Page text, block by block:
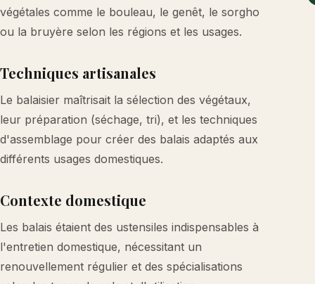
végétales comme le bouleau, le genêt, le sorgho
ou la bruyère selon les régions et les usages.
Techniques artisanales
Le balaisier maîtrisait la sélection des végétaux,
leur préparation (séchage, tri), et les techniques
d'assemblage pour créer des balais adaptés aux
différents usages domestiques.
Contexte domestique
Les balais étaient des ustensiles indispensables à
l'entretien domestique, nécessitant un
renouvellement régulier et des spécialisations